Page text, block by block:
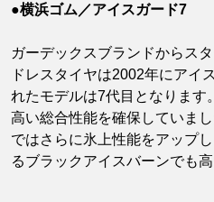
●横浜ゴム／アイスガード7
ガーデックスブランドからス
ドレスタイヤは2002年にアイ
れたモデルは7代目となります
高い総合性能を確保していま
ではさらに氷上性能をアップ
るブラックアイスバーンでも